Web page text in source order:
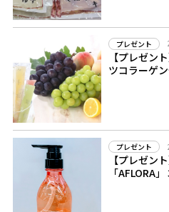
プレゼント
【プレゼン
ツコラーゲ
プレゼント
【プレゼン
「AFLORA